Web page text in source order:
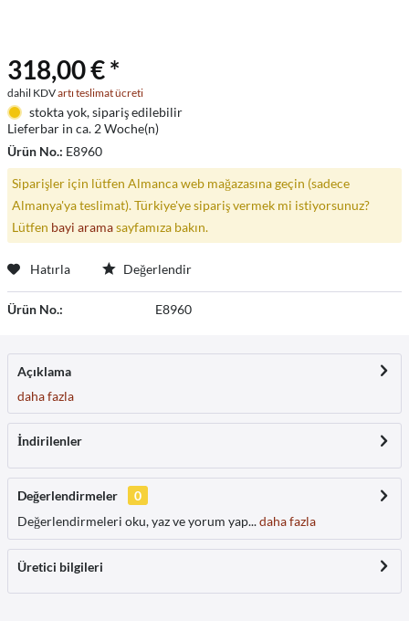
318,00 € *
dahil KDVartı teslimat ücreti
stokta yok, sipariş edilebilir
Lieferbar in ca. 2 Woche(n)
Ürün No.: E8960
Siparişler için lütfen Almanca web mağazasına geçin (sadece
Almanya'ya teslimat). Türkiye'ye sipariş vermek mi istiyorsunuz?
Lütfen bayi aramasayfamıza bakın.
Hatırla Değerlendir
Ürün No.: E8960
Açıklama
daha fazla
İndirilenler
Değerlendirmeler
0
Değerlendirmeleri oku, yaz ve yorum yap...daha fazla
Üretici bilgileri